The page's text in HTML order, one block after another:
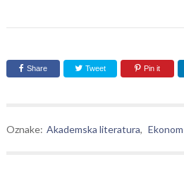
Share Tweet Pin it
Oznake: Akademska literatura,